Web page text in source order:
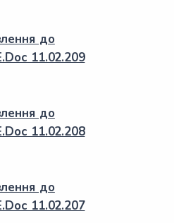
до
11.02.209
до
11.02.208
до
11.02.207